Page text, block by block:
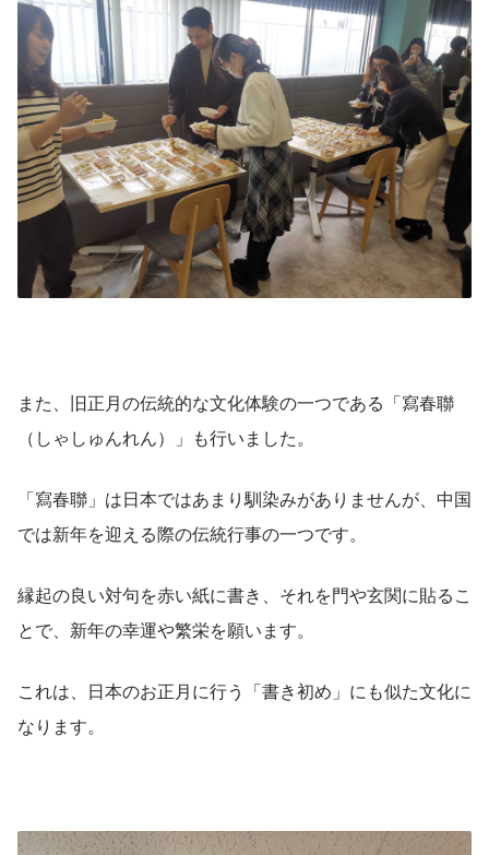
また、旧正月の伝統的な文化体験の一つである「寫春聯
（しゃしゅんれん）」も行いました。
「寫春聯」は日本ではあまり馴染みがありませんが、中国
では新年を迎える際の伝統行事の一つです。
縁起の良い対句を赤い紙に書き、それを門や玄関に貼るこ
とで、新年の幸運や繁栄を願います。
これは、日本のお正月に行う「書き初め」にも似た文化に
なります。